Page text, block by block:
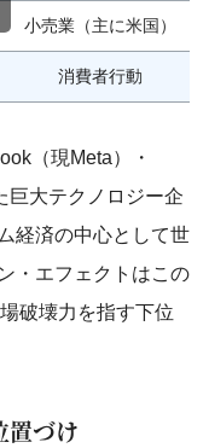
小売業（主に米国）
消費者行動
（現Meta）・
巨大テクノロジー企
経済の中心として世
・エフェクトはこの
破壊力を指す下位
置づけ